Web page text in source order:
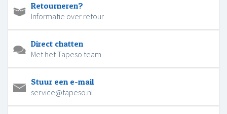
Retourneren?
Informatie over retour
Direct chatten
Met het Tapeso team
Stuur een e-mail
service@tapeso.nl